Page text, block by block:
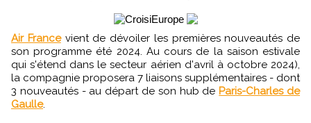
Air Francevient de dévoiler les premières nouveautés de
son programme été 2024. Au cours de la saison estivale
qui s'étend dans le secteur aérien d'avril à octobre 2024),
la compagnie proposera 7 liaisons supplémentaires - dont
3 nouveautés - au départ de son hub de Paris-Charles de
Gaulle.